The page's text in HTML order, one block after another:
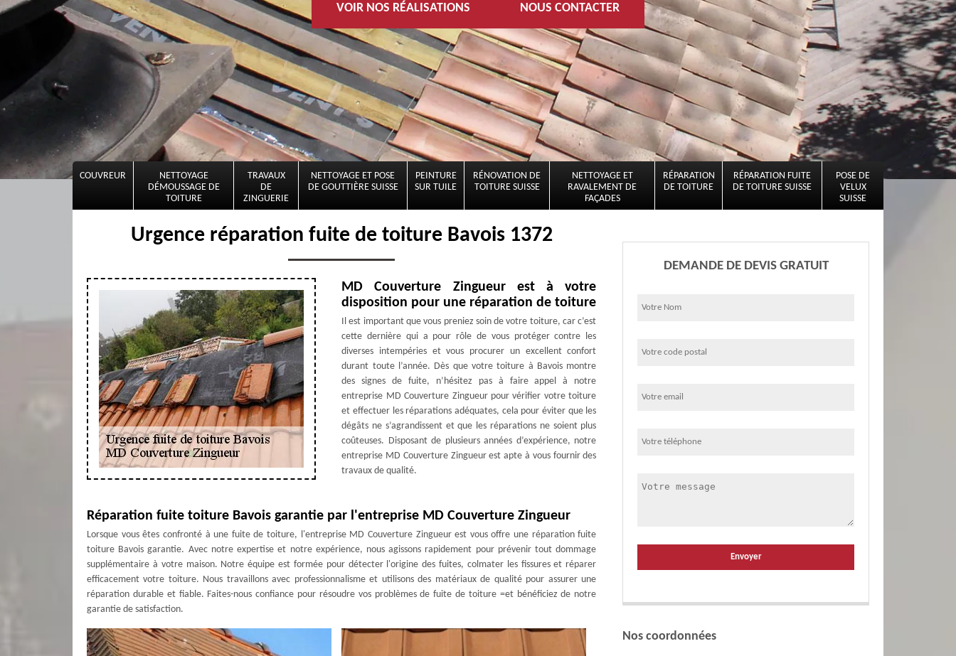
VOIR NOS RÉALISATIONS NOUS CONTACTER
COUVREUR
NETTOYAGE
DÉMOUSSAGE DE
TOITURE
TRAVAUX
DE
ZINGUERIE
NETTOYAGE ET POSE
DE GOUTTIÈRE SUISSE
PEINTURE
SUR TUILE
RÉNOVATION DE
TOITURE SUISSE
NETTOYAGE ET
RAVALEMENT DE
FAÇADES
RÉPARATION
DE TOITURE
RÉPARATION FUITE
DE TOITURE SUISSE
POSE DE
VELUX
SUISSE
Urgence réparation fuite de toiture Bavois 1372
MD Couverture Zingueur est à votre
disposition pour une réparation de toiture
Il est important que vous preniez soin de votre toiture, car c’est
cette dernière qui a pour rôle de vous protéger contre les
diverses intempéries et vous procurer un excellent confort
durant toute l’année. Dès que votre toiture à Bavois montre
des signes de fuite, n’hésitez pas à faire appel à notre
entreprise MD Couverture Zingueur pour vérifier votre toiture
et effectuer les réparations adéquates, cela pour éviter que les
dégâts ne s’agrandissent et que les réparations ne soient plus
coûteuses. Disposant de plusieurs années d’expérience, notre
entreprise MD Couverture Zingueur est apte à vous fournir des
travaux de qualité.
Réparation fuite toiture Bavois garantie par l'entreprise MD Couverture Zingueur
Lorsque vous êtes confronté à une fuite de toiture, l'entreprise MD Couverture Zingueur est vous offre une réparation fuite
toiture Bavois garantie. Avec notre expertise et notre expérience, nous agissons rapidement pour prévenir tout dommage
supplémentaire à votre maison. Notre équipe est formée pour détecter l'origine des fuites, colmater les fissures et réparer
efficacement votre toiture. Nous travaillons avec professionnalisme et utilisons des matériaux de qualité pour assurer une
réparation durable et fiable. Faites-nous confiance pour résoudre vos problèmes de fuite de toiture =et bénéficiez de notre
garantie de satisfaction.
DEMANDE DE DEVIS GRATUIT
Nos coordonnées